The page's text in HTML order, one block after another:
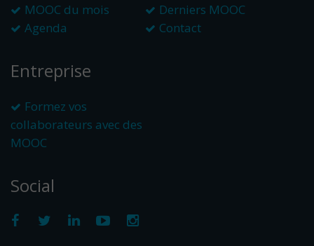
MOOC du mois
Derniers MOOC
Agenda
Contact
Entreprise
Formez vos
collaborateurs avec des
MOOC
Social